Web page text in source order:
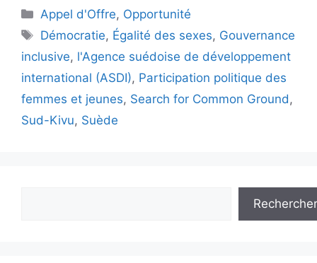
Appel d'Offre, Opportunité
Démocratie, Égalité des sexes, Gouvernance
inclusive, l'Agence suédoise de développement
international (ASDI), Participation politique des
femmes et jeunes, Search for Common Ground ,
Sud-Kivu, Suède
Rechercher